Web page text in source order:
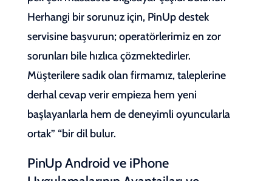
Herhangi bir sorunuz için, PinUp destek
servisine başvurun; operatörlerimiz en zor
sorunları bile hızlıca çözmektedirler.
Müşterilere sadık olan firmamız, taleplerine
derhal cevap verir empieza hem yeni
başlayanlarla hem de deneyimli oyuncularla
ortak” “bir dil bulur.
PinUp Android ve iPhone